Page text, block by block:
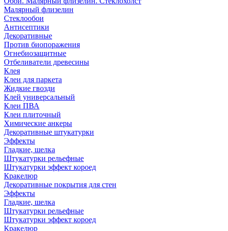
Малярный флизелин
Стеклообои
Антисептики
Декоративные
Против биопоражения
Огнебиозащитные
Отбеливатели древесины
Клея
Клеи для паркета
Жидкие гвозди
Клей универсальный
Клеи ПВА
Клеи плиточный
Химические анкеры
Декоративные штукатурки
Эффекты
Гладкие, шелка
Штукатурки рельефные
Штукатурки эффект короед
Кракелюр
Декоративные покрытия для стен
Эффекты
Гладкие, шелка
Штукатурки рельефные
Штукатурки эффект короед
Кракелюр